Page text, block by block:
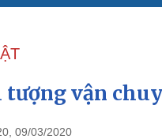
sự
thật
Dấu ấn VOV
tượng vận
09/03/2020